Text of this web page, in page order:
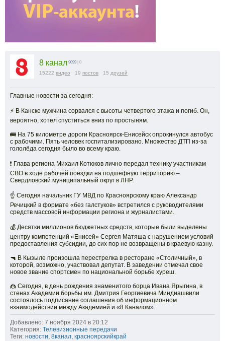
8 канал 9099 | 0
15222 видео 19 постов 15 друзей
Главные новости за сегодня:
⚡️ В Канске мужчина сорвался с высоты четвертого этажа и погиб. Он,
вероятно, хотел спуститься вниз по простыням.
🚌 На 75 километре дороги Красноярск-Енисейск опрокинулся автобус
с рабочими. Пять человек госпитализировано. Множество ДТП из-за
гололёда сегодня было во всему краю.
❗️ Глава региона Михаил Котюков лично передал технику участникам
СВО в ходе рабочей поездки на подшефную территорию –
Свердловский муниципальный округ в ЛНР.
☝️ Сегодня начальник ГУ МВД по Красноярскому краю Александр
Речицкий в формате «без галстуков» встретился с руководителями
средств массовой информации региона и журналистами.
💰 Десятки миллионов бюджетных средств, которые были выделены
центру компетенций «Енисей» Сергея Матяша с нарушением условий
предоставления субсидии, до сих пор не возвращены в краевую казну.
🔫 В Кызыле произошла перестрелка в ресторане «Столичный», в
которой, возможно, участвовал депутат. В заведении отмечал свое
новое звание спортсмен по национальной борьбе хуреш.
🤼 Сегодня, в день рождения знаменитого борца Ивана Ярыгина, в
стенах Академии борьбы им. Дмитрия Георгиевича Миндиашвили
состоялось подписание соглашения об информационном
взаимодействии между Академией и «8 Каналом».
Добавлено: 7 ноября 2024 в 20:12
Категория: Телевизионные передачи
Теги: новости, 8канал, красноярскийкрай